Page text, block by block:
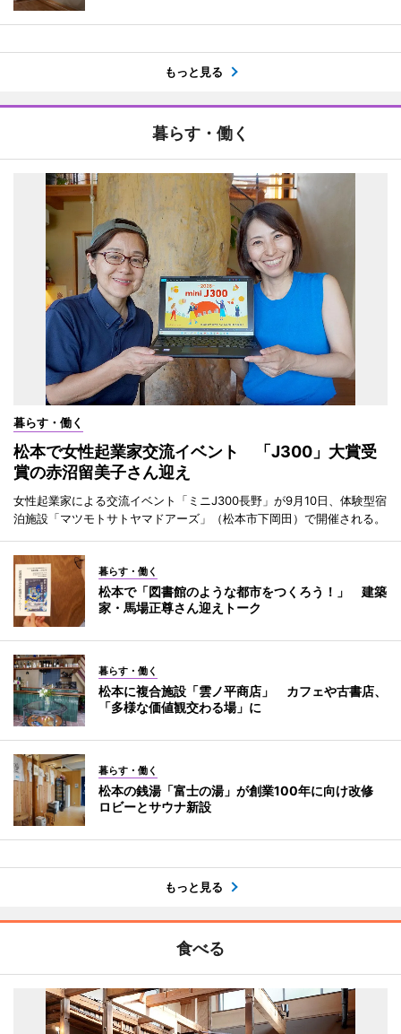
もっと見る
暮らす・働く
暮らす・働く
松本で女性起業家交流イベント 「J300」大賞受
賞の赤沼留美子さん迎え
女性起業家による交流イベント「ミニJ300長野」が9月10日、体験型宿
泊施設「マツモトサトヤマドアーズ」（松本市下岡田）で開催される。
暮らす・働く
松本で「図書館のような都市をつくろう！」 建築
家・馬場正尊さん迎えトーク
暮らす・働く
松本に複合施設「雲ノ平商店」 カフェや古書店、
「多様な価値観交わる場」に
暮らす・働く
松本の銭湯「富士の湯」が創業100年に向け改修
ロビーとサウナ新設
もっと見る
食べる